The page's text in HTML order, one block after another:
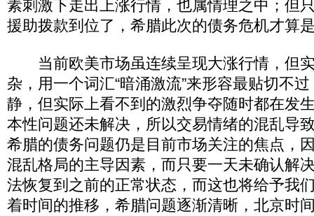
素刺激下走出上涨行情，也属情理之中；但
援助拨款到位了，希腊此次的债务危机才算
当前欧美市场虽连续呈现大涨行情，但
杂，用一个词汇“暗涌激流”来形容最贴切不
静，但实际上看不到的激烈争夺随时都在发
本性问题还未解决，所以交易情绪的混乱导
希腊的债务问题仍是目前市场关注的焦点，
混乱格局的主导因素，而只要一天未确认解
法恢复到之前的正常状态，而这也将给予我
着时间的推移，希腊问题逐渐清晰，北京时